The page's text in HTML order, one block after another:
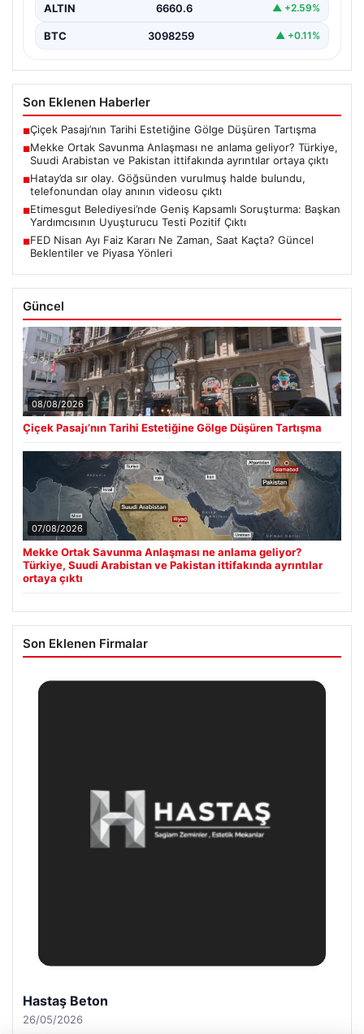
ALTIN 6660.6 ▲ +2.59%
BTC 3098259 ▲ +0.11%
Son Eklenen Haberler
■Çiçek Pasajı’nın Tarihi Estetiğine Gölge Düşüren Tartışma
■Mekke Ortak Savunma Anlaşması ne anlama geliyor? Türkiye,
Suudi Arabistan ve Pakistan ittifakında ayrıntılar ortaya çıktı
■Hatay’da sır olay. Göğsünden vurulmuş halde bulundu,
telefonundan olay anının videosu çıktı
■Etimesgut Belediyesi’nde Geniş Kapsamlı Soruşturma: Başkan
Yardımcısının Uyuşturucu Testi Pozitif Çıktı
■FED Nisan Ayı Faiz Kararı Ne Zaman, Saat Kaçta? Güncel
Beklentiler ve Piyasa Yönleri
Güncel
08/08/2026
Çiçek Pasajı’nın Tarihi Estetiğine Gölge Düşüren Tartışma
07/08/2026
Mekke Ortak Savunma Anlaşması ne anlama geliyor?
Türkiye, Suudi Arabistan ve Pakistan ittifakında ayrıntılar
ortaya çıktı
Son Eklenen Firmalar
Enes Kaplan Avukatlık Bürosu
28/04/2026